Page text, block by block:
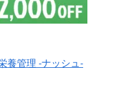
養管理 -ナッシュ-